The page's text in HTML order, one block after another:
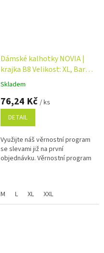
Dámské kalhotky NOVIA |
krajka B8 Velikost: XL, Barva:
bílá
Průměrné
produktu
5,0
5
hvězdiček.
Skladem
76,24 Kč / ks
DETAIL
Využijte náš věrnostní program
se slevami již na první
objednávku. Věrnostní program
M L XL XXL